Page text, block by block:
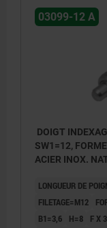
03099-12 A
DOIGT
SW1=12,
ACIER INOX.
LONGUEUR DE
FILETAGE=M12
B1=3,6
H=8 F X